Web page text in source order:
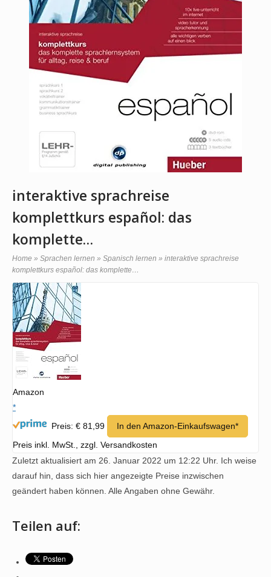
interaktive sprachreise
komplettkurs español: das
komplette…
Home » Sprachen lernen » Spanisch lernen » interaktive sprachreise
komplettkurs español: das komplette…
Amazon
*
Preis: € 81,99
In den Amazon-Einkaufswagen*
Preis inkl. MwSt., zzgl. Versandkosten
Zuletzt aktualisiert am 26. Januar 2022 um 12:22 Uhr. Ich weise
darauf hin, dass sich hier angezeigte Preise inzwischen
geändert haben können. Alle Angaben ohne Gewähr.
Teilen auf: